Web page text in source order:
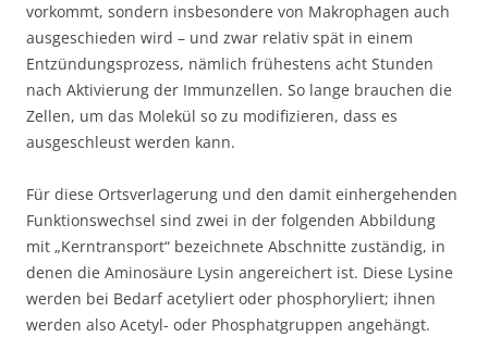
vorkommt, sondern insbesondere von Makrophagen auch
ausgeschieden wird – und zwar relativ spät in einem
Entzündungsprozess, nämlich frühestens acht Stunden
nach Aktivierung der Immunzellen. So lange brauchen die
Zellen, um das Molekül so zu modifizieren, dass es
ausgeschleust werden kann.
Für diese Ortsverlagerung und den damit einhergehenden
Funktionswechsel sind zwei in der folgenden Abbildung
mit „Kerntransport“ bezeichnete Abschnitte zuständig, in
denen die Aminosäure Lysin angereichert ist. Diese Lysine
werden bei Bedarf acetyliert oder phosphoryliert; ihnen
werden also Acetyl- oder Phosphatgruppen angehängt.